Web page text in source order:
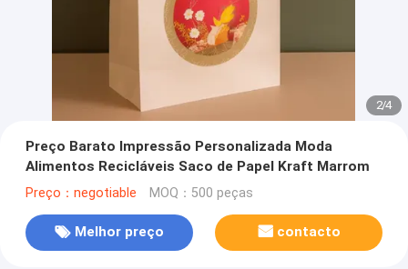
2/4
Preço Barato Impressão Personalizada Moda
Alimentos Recicláveis Saco de Papel Kraft Marrom
Preço：negotiable MOQ：500 peças
Melhor preço contacto